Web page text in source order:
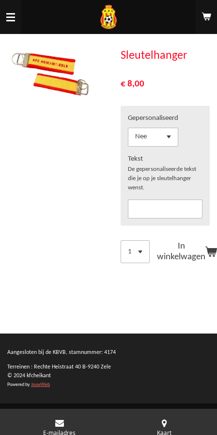
direct
hoofdinhoud
Sleutelhanger
€ 8,00
Gepersonaliseerd
Tekst
De gepersonaliseerde tekst
die je op je sleutelhanger
wenst.
In
winkelwagen
Aangesloten bij de KBVB, stamnummer: 4174
Terreinen : Rechte Heistraat 40 B-9240 Zele
© 2024 kfcheikant
Powered byJouwWeb
E-mailadres Kaart